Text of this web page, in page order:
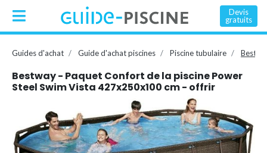
Devis
gratuits
Guides d'achat Guide d'achat piscines Piscine tubulaire
Bestway - Paquet Confort de la piscine Power
Steel Swim Vista 427x250x100 cm - offrir